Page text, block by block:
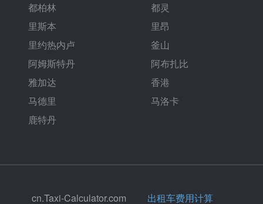
都柏林
都灵
里斯本
里昂
里约热内卢
釜山
阿姆斯特丹
阿布扎比
雅加达
香港
马德里
马洛卡
鹿特丹
cn.Taxi-Calculator.com 出租车费用计算